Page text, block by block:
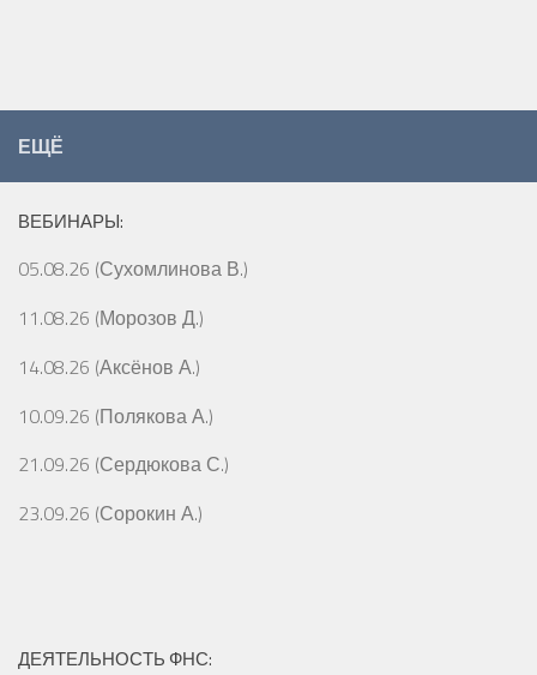
ЕЩЁ
ВЕБИНАРЫ:
05.08.26 (Сухомлинова В.)
11.08.26 (Морозов Д.)
14.08.26 (Аксёнов А.)
10.09.26 (Полякова А.)
21.09.26 (Сердюкова С.)
23.09.26 (Сорокин А.)
ДЕЯТЕЛЬНОСТЬ ФНС: